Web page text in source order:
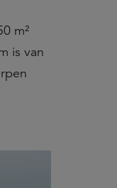
m²
is van